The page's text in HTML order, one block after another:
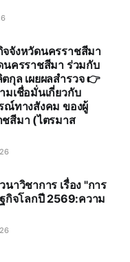
จังหวัดนครราชสีมา
นครราชสีมา ร่วมกับ
กุล เผยผลสำรวจ 👉
เชื่อมั่นเกี่ยวกับ
ณ์ทางสังคม ของผู้
สีมา (ไตรมาส
าวิชาการ เรื่อง "การ
กิจโลกปี 2569:ความ